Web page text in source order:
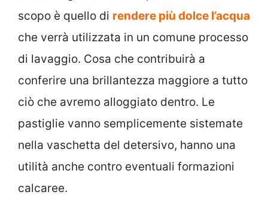
scopo è quello di rendere più dolce l’acqua
che verrà utilizzata in un comune processo
di lavaggio. Cosa che contribuirà a
conferire una brillantezza maggiore a tutto
ciò che avremo alloggiato dentro. Le
pastiglie vanno semplicemente sistemate
nella vaschetta del detersivo, hanno una
utilità anche contro eventuali formazioni
calcaree.